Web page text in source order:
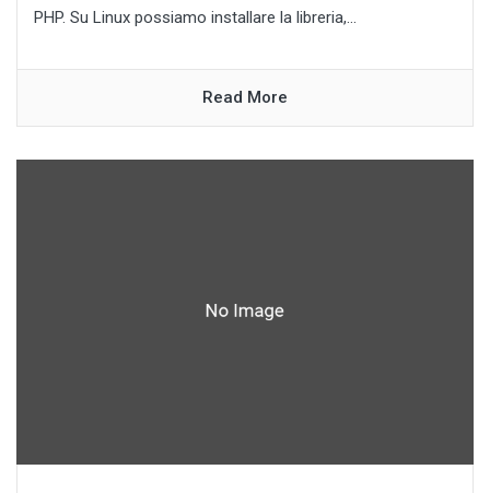
PHP. Su Linux possiamo installare la libreria,...
Read More